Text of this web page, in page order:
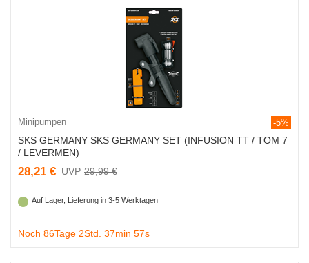
Minipumpen -5%
SKS GERMANY SKS GERMANY SET (INFUSION TT / TOM 7
/ LEVERMEN)
28,21 € 29,99 €
Auf Lager, Lieferung in 3-5 Werktagen
Noch 86Tage 2Std. 37min 56s